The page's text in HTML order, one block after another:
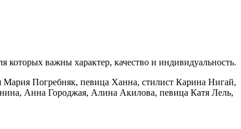
важны характер, качество и индивидуальность.
Погребняк, певица Ханна, стилист Карина Нигай,
Анна Городжая, Алина Акилова, певица Катя Лель,